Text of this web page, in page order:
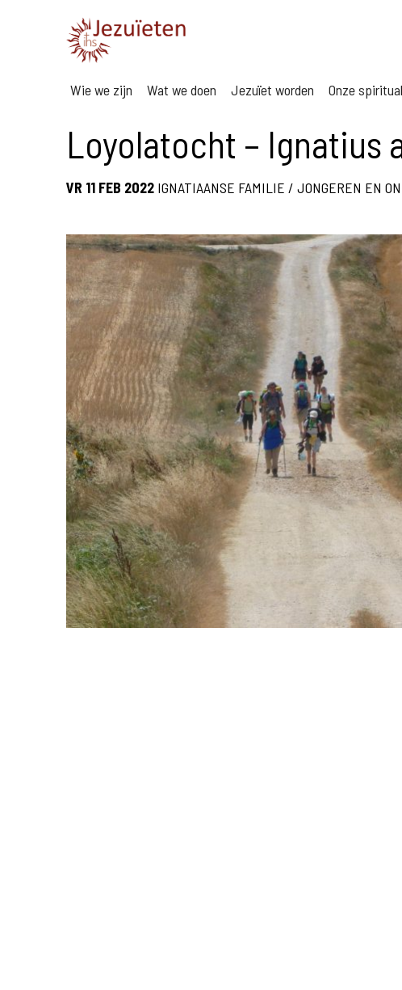
Wie we zijn Wat we doen Jezuïet worden Onze
Loyolatocht – Ignatius
VR 11 FEB 2022 IGNATIAANSE FAMILIE / JONGEREN EN